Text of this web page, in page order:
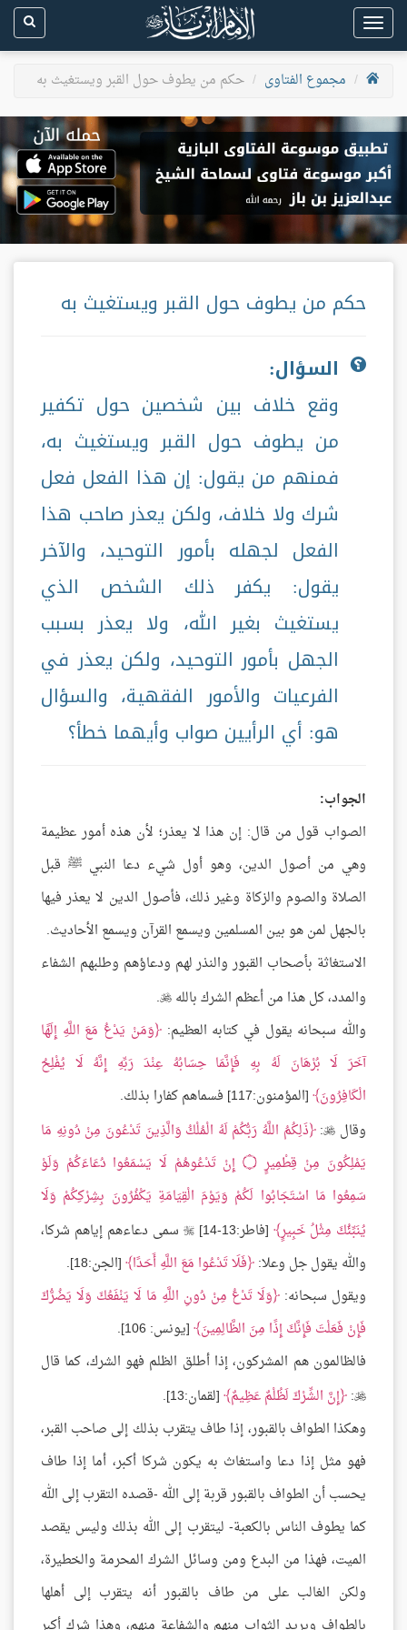
Toggle
navigation
مجموع الفتاوى
حكم من يطوف حول القبر ويستغيث به
حكم من يطوف حول القبر ويستغيث به
السؤال:
وقع خلاف بين شخصين حول تكفير
من يطوف حول القبر ويستغيث به،
فمنهم من يقول: إن هذا الفعل فعل
شرك ولا خلاف، ولكن يعذر صاحب هذا
الفعل لجهله بأمور التوحيد، والآخر
يقول: يكفر ذلك الشخص الذي
يستغيث بغير الله، ولا يعذر بسبب
الجهل بأمور التوحيد، ولكن يعذر في
الفرعيات والأمور الفقهية، والسؤال
هو: أي الرأيين صواب وأيهما خطأ؟
الجواب:
الصواب قول من قال: إن هذا لا يعذر؛ لأن هذه أمور عظيمة
وهي من أصول الدين، وهو أول شيء دعا النبي ﷺ قبل
الصلاة والصوم والزكاة وغير ذلك، فأصول الدين لا يعذر فيها
بالجهل لمن هو بين المسلمين ويسمع القرآن ويسمع الأحاديث.
الاستغاثة بأصحاب القبور والنذر لهم ودعاؤهم وطلبهم الشفاء
والمدد، كل هذا من أعظم الشرك بالله 
.
والله سبحانه يقول في كتابه العظيم: وَمَنْ يَدْعُ مَعَ اللَّهِ إِلَهًا
آخَرَ لَا بُرْهَانَ لَهُ بِهِ فَإِنَّمَا حِسَابُهُ عِنْدَ رَبِّهِ إِنَّهُ لَا يُفْلِحُ
الْكَافِرُونَ [المؤمنون:117] فسماهم كفارا بذلك.
وقال 
: ذَلِكُمُ اللَّهُ رَبُّكُمْ لَهُ الْمُلْكُ وَالَّذِينَ تَدْعُونَ مِنْ دُونِهِ مَا
يَمْلِكُونَ مِنْ قِطْمِيرٍ ۝ إِنْ تَدْعُوهُمْ لَا يَسْمَعُوا دُعَاءَكُمْ وَلَوْ
سَمِعُوا مَا اسْتَجَابُوا لَكُمْ وَيَوْمَ الْقِيَامَةِ يَكْفُرُونَ بِشِرْكِكُمْ وَلَا
يُنَبِّئُكَ مِثْلُ خَبِيرٍ [فاطر:13-14]  سمى دعاءهم إياهم شركا،
والله يقول جل وعلا: فَلَا تَدْعُوا مَعَ اللَّهِ أَحَدًا [الجن:18].
ويقول سبحانه: وَلَا تَدْعُ مِنْ دُونِ اللَّهِ مَا لَا يَنْفَعُكَ وَلَا يَضُرُّكَ
فَإِنْ فَعَلْتَ فَإِنَّكَ إِذًا مِنَ الظَّالِمِينَ [يونس: 106].
فالظالمون هم المشركون، إذا أطلق الظلم فهو الشرك، كما قال

: إِنَّ الشِّرْكَ لَظُلْمٌ عَظِيمٌ [لقمان:13].
وهكذا الطواف بالقبور، إذا طاف يتقرب بذلك إلى صاحب القبر،
فهو مثل إذا دعا واستغاث به يكون شركا أكبر، أما إذا طاف
يحسب أن الطواف بالقبور قربة إلى الله -قصده التقرب إلى الله
كما يطوف الناس بالكعبة- ليتقرب إلى الله بذلك وليس يقصد
الميت، فهذا من البدع ومن وسائل الشرك المحرمة والخطيرة،
ولكن الغالب على من طاف بالقبور أنه يتقرب إلى أهلها